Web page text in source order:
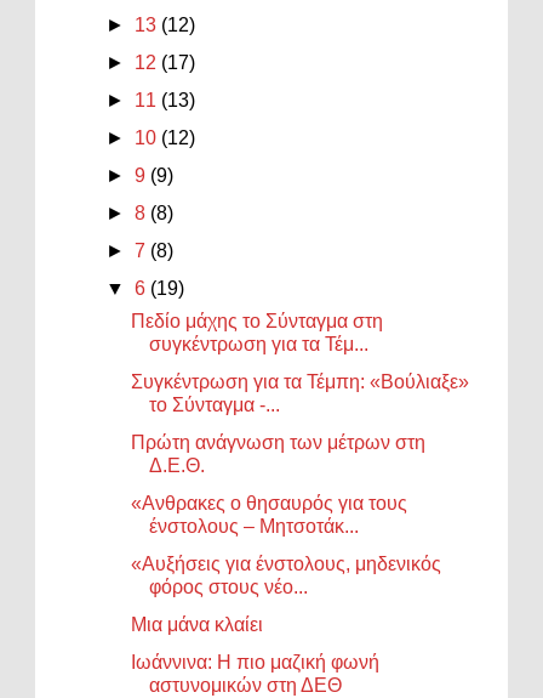
► 13 (12)
► 12 (17)
► 11 (13)
► 10 (12)
►9 (9)
►8 (8)
►7 (8)
▼6 (19)
Πεδίο μάχης το Σύνταγμα στη
συγκέντρωση για τα Τέμ...
Συγκέντρωση για τα Τέμπη: «Βούλιαξε»
το Σύνταγμα -...
Πρώτη ανάγνωση των μέτρων στη
Δ.Ε.Θ.
«Ανθρακες ο θησαυρός για τους
ένστολους – Μητσοτάκ...
«Αυξήσεις για ένστολους, μηδενικός
φόρος στους νέο...
Μια μάνα κλαίει
Ιωάννινα: Η πιο μαζική φωνή
αστυνομικών στη ΔΕΘ